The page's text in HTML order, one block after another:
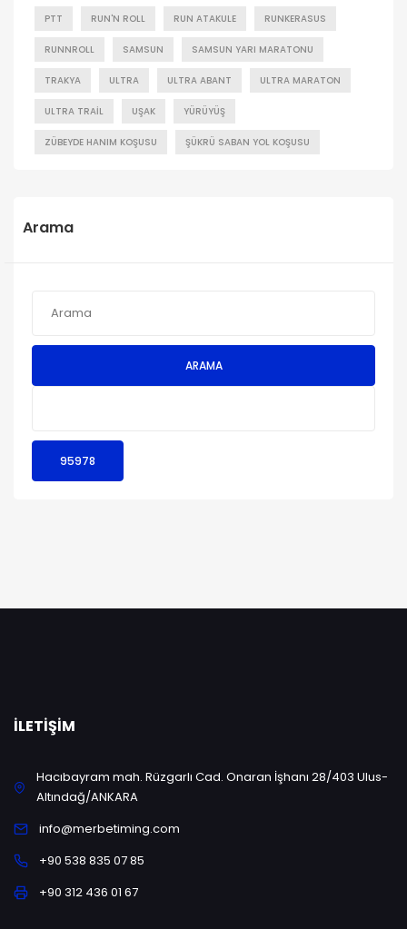
PTT RUN'N ROLL RUN ATAKULE RUNKERASUS
RUNNROLL SAMSUN SAMSUN YARI MARATONU
TRAKYA ULTRA ULTRA ABANT ULTRA MARATON
ULTRA TRAIL UŞAK YÜRÜYÜŞ
ZÜBEYDE HANIM KOŞUSU ŞÜKRÜ SABAN YOL KOŞUSU
Arama
ARAMA
İLETIŞIM
Hacıbayram mah. Rüzgarlı Cad. Onaran İşhanı 28/403 Ulus-
Altındağ/ANKARA
info@merbetiming.com
+90 538 835 07 85
+90 312 436 01 67